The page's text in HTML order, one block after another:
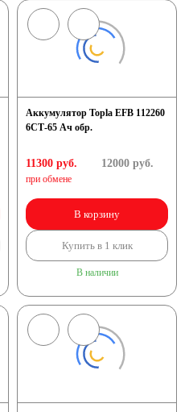
Аккумулятор Topla EFB 112260
6СТ-65 Ач обр.
11300 руб.
при обмене
12000руб.
В корзину
Купить в 1 клик
В наличии